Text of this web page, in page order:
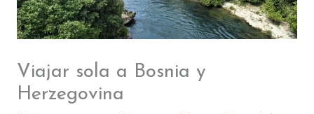
Viajar sola a Bosnia y
Herzegovina